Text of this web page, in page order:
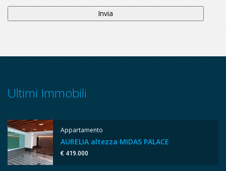
Ultimi Immobili
Appartamento
AURELIA altezza MIDAS PALACE
€ 419.000